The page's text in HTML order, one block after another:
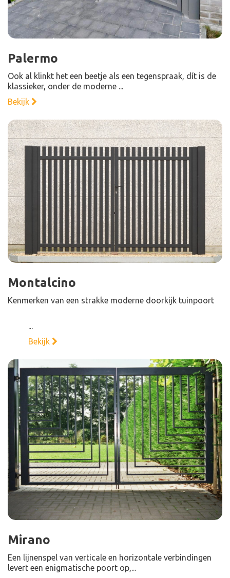
Palermo
Ook al klinkt het een beetje als een tegenspraak, dít is de
klassieker, onder de moderne ...
Bekijk
Montalcino
Kenmerken van een strakke moderne doorkijk tuinpoort
...
Bekijk
Mirano
Een lijnenspel van verticale en horizontale verbindingen
levert een enigmatische poort op,...